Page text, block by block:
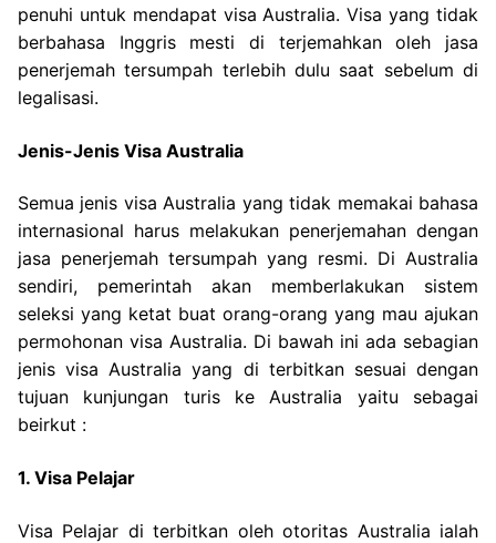
penuhi untuk mendapat visa Australia. Visa yang tidak
berbahasa Inggris mesti di terjemahkan oleh jasa
penerjemah tersumpah terlebih dulu saat sebelum di
legalisasi.
Jenis-Jenis Visa Australia
Semua jenis visa Australia yang tidak memakai bahasa
internasional harus melakukan penerjemahan dengan
jasa penerjemah tersumpah yang resmi. Di Australia
sendiri, pemerintah akan memberlakukan sistem
seleksi yang ketat buat orang-orang yang mau ajukan
permohonan visa Australia. Di bawah ini ada sebagian
jenis visa Australia yang di terbitkan sesuai dengan
tujuan kunjungan turis ke Australia yaitu sebagai
beirkut :
1. Visa Pelajar
Visa Pelajar di terbitkan oleh otoritas Australia ialah